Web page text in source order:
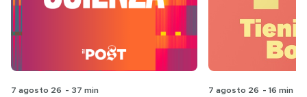
7 agosto 26 - 37 min 7 agosto 26 - 16 min